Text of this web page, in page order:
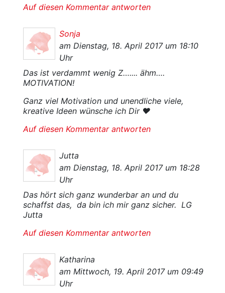
Auf diesen Kommentar antworten
Sonja
am Dienstag, 18. April 2017 um 18:10
Uhr
Das ist verdammt wenig Z….... ähm….
MOTIVATION!
Ganz viel Motivation und unendliche viele,
kreative Ideen wünsche ich Dir ❤️
Auf diesen Kommentar antworten
Jutta
am Dienstag, 18. April 2017 um 18:28
Uhr
Das hört sich ganz wunderbar an und du
schaffst das, da bin ich mir ganz sicher. LG
Jutta
Auf diesen Kommentar antworten
Katharina
am Mittwoch, 19. April 2017 um 09:49
Uhr